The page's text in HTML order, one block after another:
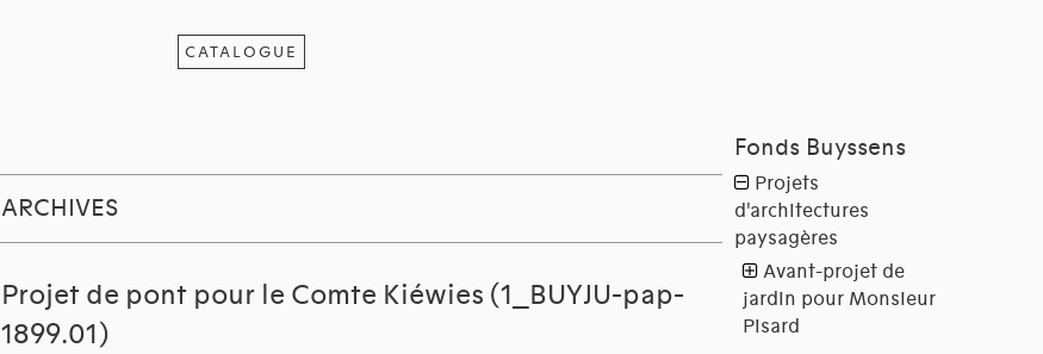
CATALOGUE
ARCHIVES
Projet de pont pour le Comte Kiéwies (1_BUYJU-pap-
1899.01)